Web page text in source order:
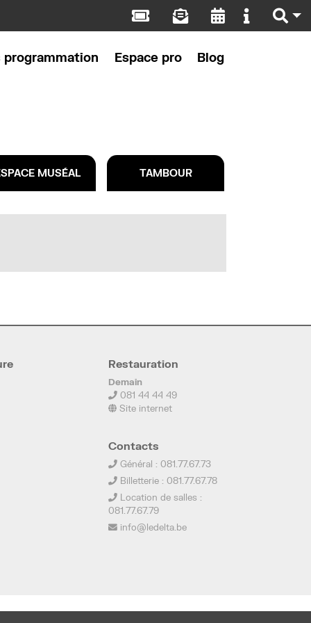
programmation Espace pro Blog
MUSÉAL TAMBOUR
Restauration
Demain
081 44 44 49
Site internet
Contacts
Général : 081.77.67.73
Billetterie : 081.77.67.78
Location de salles :
081.77.67.79
info@ledelta.be